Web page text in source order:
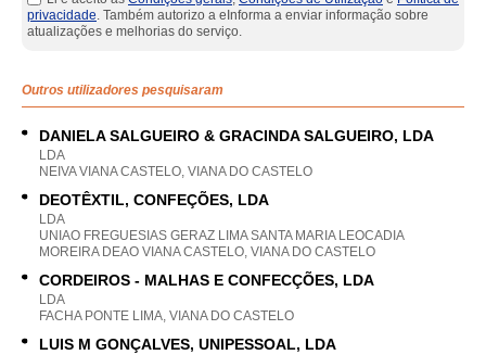
privacidade. Também autorizo a eInforma a enviar informação sobre
atualizações e melhorias do serviço.
Outros utilizadores pesquisaram
DANIELA SALGUEIRO & GRACINDA SALGUEIRO, LDA
LDA
NEIVA VIANA CASTELO, VIANA DO CASTELO
DEOTÊXTIL, CONFEÇÕES, LDA
LDA
UNIAO FREGUESIAS GERAZ LIMA SANTA MARIA LEOCADIA
MOREIRA DEAO VIANA CASTELO, VIANA DO CASTELO
CORDEIROS - MALHAS E CONFECÇÕES, LDA
LDA
FACHA PONTE LIMA, VIANA DO CASTELO
LUIS M GONÇALVES, UNIPESSOAL, LDA